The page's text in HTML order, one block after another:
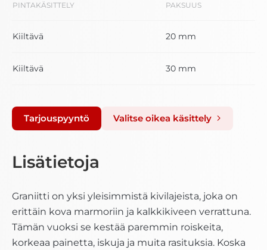
PINTAKÄSITTELY PAKSUUS
Kiiltävä 20 mm
Kiiltävä 30 mm
Tarjouspyyntö Valitse oikea käsittely
Lisätietoja
Graniitti on yksi yleisimmistä kivilajeista, joka on
erittäin kova marmoriin ja kalkkikiveen verrattuna.
Tämän vuoksi se kestää paremmin roiskeita,
korkeaa painetta, iskuja ja muita rasituksia. Koska